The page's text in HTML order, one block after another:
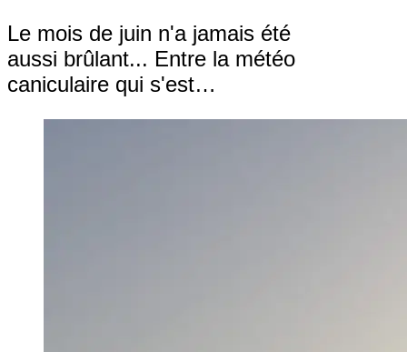
Le mois de juin n'a jamais été
aussi brûlant... Entre la météo
caniculaire qui s'est…